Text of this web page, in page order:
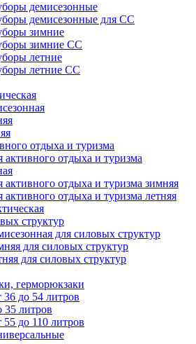
демисезонные
демисезонные для СС
зимние
зимние СС
летние
летние СС
отдыха и туризма
активного отдыха и туризма
активного отдыха и туризма зимняя
отдыха и туризма летняя
структур
для силовых структур
для силовых структур
для силовых структур
герморюкзаки
36 до 54 литров
35 литров
до 110 литров